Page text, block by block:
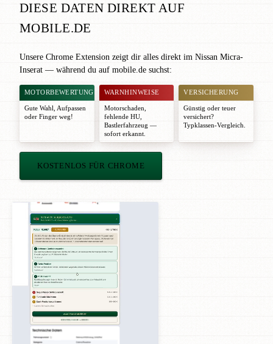
DIESE DATEN DIREKT AUF
MOBILE.DE
Unsere Chrome Extension zeigt dir alles direkt im Nissan Micra-
Inserat — während du auf mobile.de suchst:
MOTORBEWERTUNG
Gute Wahl
Aufpassen
oder Finger weg!
WARNHINWEISE
Motorschaden,
fehlende HU,
Bastlerfahrzeug —
sofort erkannt.
VERSICHERUNG
Günstig oder teuer
versichert?
Typklassen-Vergleich.
KOSTENLOS FÜR CHROME